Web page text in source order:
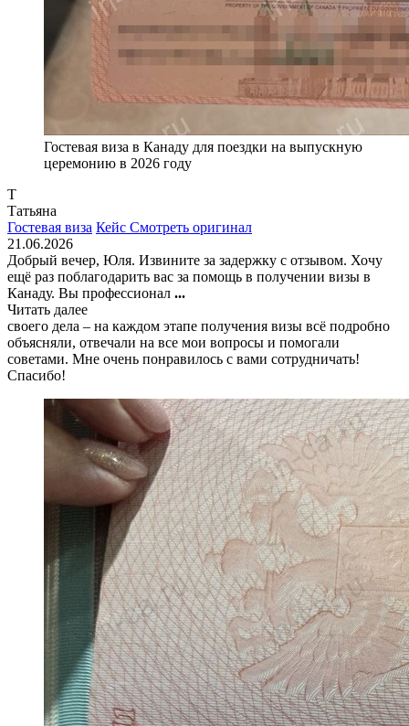
Гостевая виза в Канаду для поездки на выпускную
церемонию в 2026 году
Т
Татьяна
Гостевая виза Кейс Смотреть оригинал
21.06.2026
Добрый вечер, Юля. Извините за задержку с отзывом. Хочу
ещё раз поблагодарить вас за помощь в получении визы в
Канаду. Вы профессионал ...
Читать далее
своего дела – на каждом этапе получения визы всё подробно
объясняли, отвечали на все мои вопросы и помогали
советами. Мне очень понравилось с вами сотрудничать!
Спасибо!